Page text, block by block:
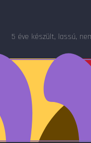
5 éve készült, lassú,
jó helyen jársz.
Egy komplett